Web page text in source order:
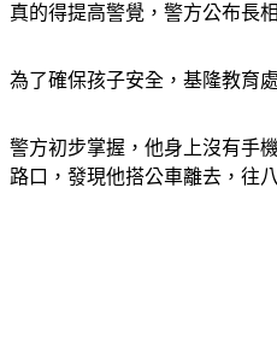
真的得提高警覺，警方公布長
為了確保孩子安全，基隆教育
警方初步掌握，他身上沒有手
路口，發現他搭公車離去，往